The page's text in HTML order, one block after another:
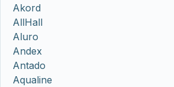
Akord
AllHall
Aluro
Andex
Antado
Aqualine